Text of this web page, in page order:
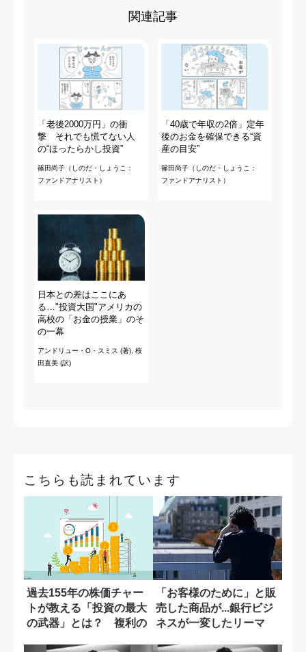
関連記事
「老後2000万円」の衝
撃 それでも慌てない人
の“ほったらかし投資”
篠田尚子（しのだ・しょうこ：
ファンドアナリスト）
「40歳で年収の2倍」定年
後のお金を確保できる“資
産の目安”
篠田尚子（しのだ・しょうこ：
ファンドアナリスト）
日本との差はここにあ
る…"投資大国"アメリカの
高校の「お金の授業」のそ
の一幕
アンドリュー・O・スミス (著), 桜
田直美 (訳)
こちらも読まれています
過去155年の株価チャー
トが教える「投資の最大
の武器」とは？ 複利の
「お客様のために」と販
売した商品が...銀行ビジ
ネスが一変したリーマ